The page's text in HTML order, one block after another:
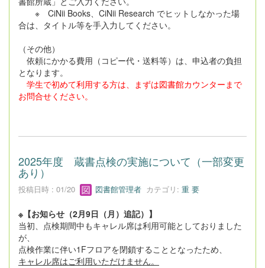
※ CiNii Books、CiNii Research でヒットしなかった場
合は、タイトル等を手入力してください。
（その他）
依頼にかかる費用（コピー代・送料等）は、申込者の負担
となります。
学生で初めて利用する方は、まずは図書館カウンターまで
お問合せください。
2025年度 蔵書点検の実施について（一部変更
あり）
投稿日時 : 01/20 図書館管理者 カテゴリ: 重 要
※【お知らせ（2月9日（月）追記）】
当初、点検期間中もキャレル席は利用可能としておりました
が、
点検作業に伴い1Fフロアを閉鎖することとなったため、
キャレル席はご利用いただけません。